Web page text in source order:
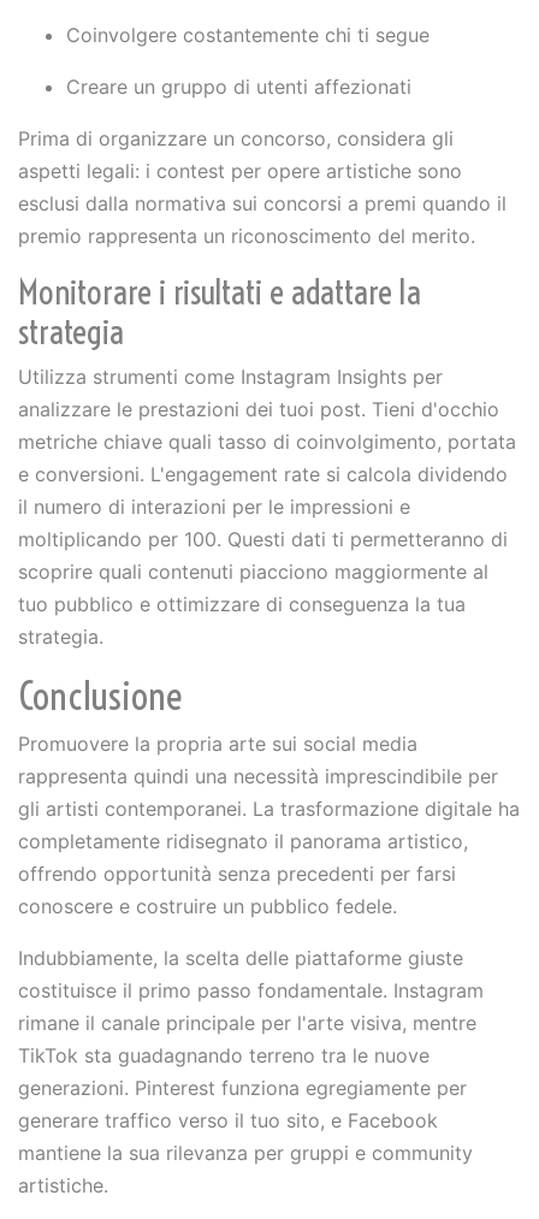
Coinvolgere costantemente chi ti segue
Creare un gruppo di utenti affezionati
Prima di organizzare un concorso, considera gli
aspetti legali: i contest per opere artistiche sono
esclusi dalla normativa sui concorsi a premi quando il
premio rappresenta un riconoscimento del merito.
Monitorare i risultati e adattare la
strategia
Utilizza strumenti come Instagram Insights per
analizzare le prestazioni dei tuoi post. Tieni d'occhio
metriche chiave quali tasso di coinvolgimento, portata
e conversioni. L'engagement rate si calcola dividendo
il numero di interazioni per le impressioni e
moltiplicando per 100. Questi dati ti permetteranno di
scoprire quali contenuti piacciono maggiormente al
tuo pubblico e ottimizzare di conseguenza la tua
strategia.
Conclusione
Promuovere la propria arte sui social media
rappresenta quindi una necessità imprescindibile per
gli artisti contemporanei. La trasformazione digitale ha
completamente ridisegnato il panorama artistico,
offrendo opportunità senza precedenti per farsi
conoscere e costruire un pubblico fedele.
Indubbiamente, la scelta delle piattaforme giuste
costituisce il primo passo fondamentale. Instagram
rimane il canale principale per l'arte visiva, mentre
TikTok sta guadagnando terreno tra le nuove
generazioni. Pinterest funziona egregiamente per
generare traffico verso il tuo sito, e Facebook
mantiene la sua rilevanza per gruppi e community
artistiche.